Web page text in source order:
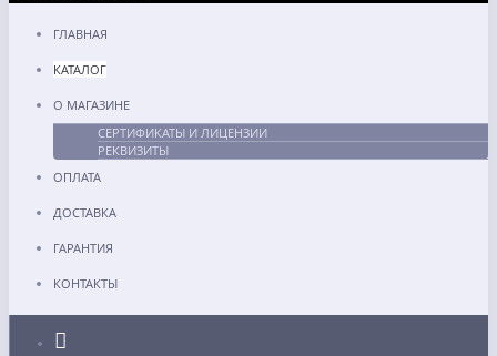
ГЛАВНАЯ
КАТАЛОГ
О МАГАЗИНЕ
СЕРТИФИКАТЫ И ЛИЦЕНЗИИ
РЕКВИЗИТЫ
ОПЛАТА
ДОСТАВКА
ГАРАНТИЯ
КОНТАКТЫ